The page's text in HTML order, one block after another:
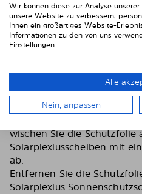
Ziehen Sie sich die
um Fingerabdrücke auf
vermeiden.
wischen Sie die Schutzfolie
Solarplexiusscheiben mit
ab.
Entfernen Sie die
Solarplexius
Wir können diese zur Analyse
unsere Website zu verbessern,
Ihnen ein großartiges Website-
Informationen zu den von uns
Einstellungen.
Alle
Nein, anpassen